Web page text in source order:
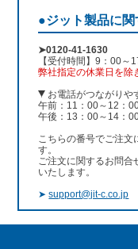
●ジット製品に
➤0120-41-1630
【受付時間】9：00～
弊社指定の休業日を除
お電話がつながりや
午前：11：00～12：
午後：13：00～14：
こちらの番号でご注文
す。
ご注文に関するお問合
いたします。
➤support@jit-c.co.jp